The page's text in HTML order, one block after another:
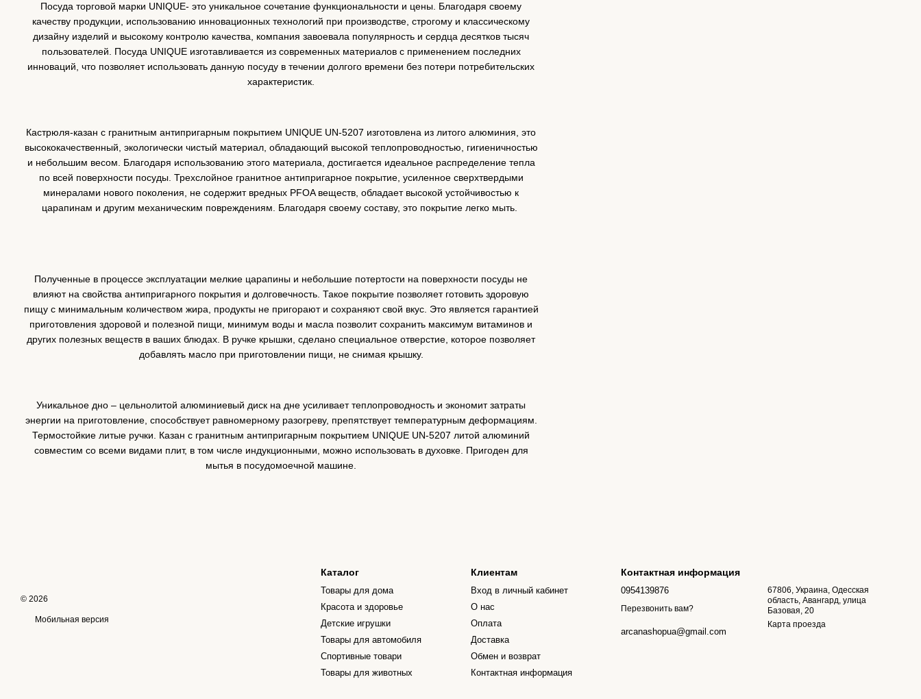
Посуда торговой марки UNIQUE- это уникальное сочетание функциональности и цены. Благодаря своему
качеству продукции, использованию инновационных технологий при производстве, строгому и классическому
дизайну изделий и высокому контролю качества, компания завоевала популярность и сердца десятков тысяч
пользователей. Посуда UNIQUE изготавливается из современных материалов с применением последних
инноваций, что позволяет использовать данную посуду в течении долгого времени без потери потребительских
характеристик.
Кастрюля-казан с гранитным антипригарным покрытием UNIQUE UN-5207 изготовлена из литого алюминия, это
высококачественный, экологически чистый материал, обладающий высокой теплопроводностью, гигиеничностью
и небольшим весом. Благодаря использованию этого материала, достигается идеальное распределение тепла
по всей поверхности посуды. Трехслойное гранитное антипригарное покрытие, усиленное сверхтвердыми
минералами нового поколения, не содержит вредных PFOA веществ, обладает высокой устойчивостью к
царапинам и другим механическим повреждениям. Благодаря своему составу, это покрытие легко мыть.
Полученные в процессе эксплуатации мелкие царапины и небольшие потертости на поверхности посуды не
влияют на свойства антипригарного покрытия и долговечность. Такое покрытие позволяет готовить здоровую
пищу с минимальным количеством жира, продукты не пригорают и сохраняют свой вкус. Это является гарантией
приготовления здоровой и полезной пищи, минимум воды и масла позволит сохранить максимум витаминов и
других полезных веществ в ваших блюдах. В ручке крышки, сделано специальное отверстие, которое позволяет
добавлять масло при приготовлении пищи, не снимая крышку.
Уникальное дно – цельнолитой алюминиевый диск на дне усиливает теплопроводность и экономит затраты
энергии на приготовление, способствует равномерному разогреву, препятствует температурным деформациям.
Термостойкие литые ручки. Казан с гранитным антипригарным покрытием UNIQUE UN-5207 литой алюминий
совместим со всеми видами плит, в том числе индукционными, можно использовать в духовке. Пригоден для
мытья в посудомоечной машине.
© 2026
Мобильная версия
Каталог
Товары для дома
Красота и здоровье
Детские игрушки
Товары для автомобиля
Спортивные товари
Товары для животных
Клиентам
Вход в личный кабинет
О нас
Оплата
Доставка
Обмен и возврат
Контактная информация
Контактная информация
0954139876
Перезвонить вам?
arcanashopua@gmail.com
67806, Украина, Одесская
область, Авангард, улица
Базовая, 20
Карта проезда